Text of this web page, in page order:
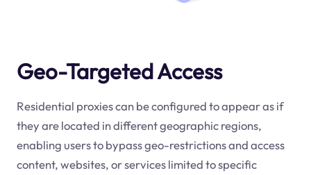
Geo-Targeted Access
Residential proxies can be configured to appear as if
they are located in different geographic regions,
enabling users to bypass geo-restrictions and access
content, websites, or services limited to specific